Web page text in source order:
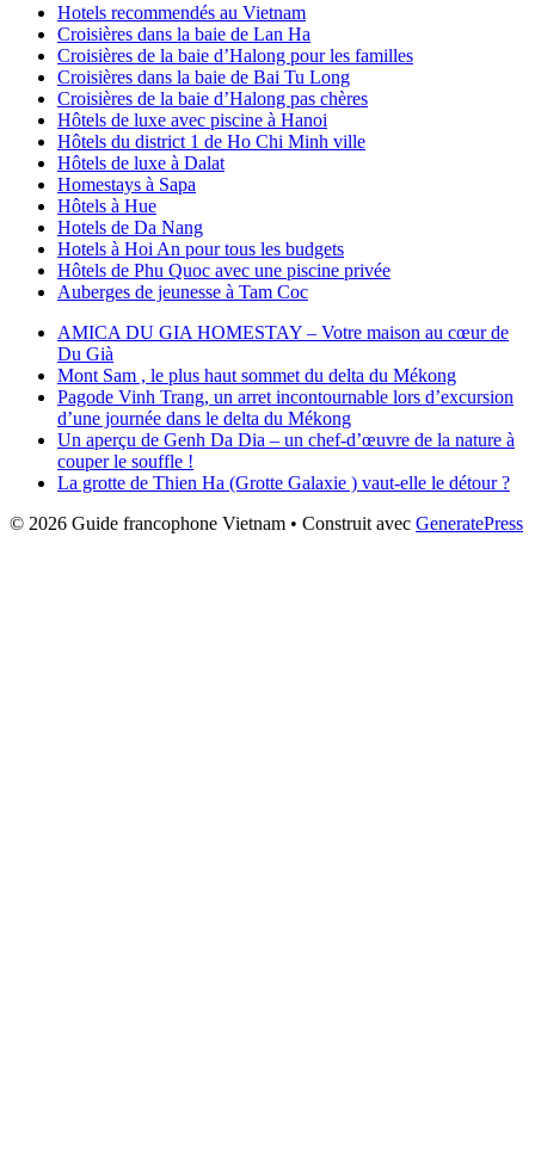
Hotels recommendés au Vietnam
Croisières dans la baie de Lan Ha
Croisières de la baie d’Halong pour les familles
Croisières dans la baie de Bai Tu Long
Croisières de la baie d’Halong pas chères
Hôtels de luxe avec piscine à Hanoi
Hôtels du district 1 de Ho Chi Minh ville
Hôtels de luxe à Dalat
Homestays à Sapa
Hôtels à Hue
Hotels de Da Nang
Hotels à Hoi An pour tous les budgets
Hôtels de Phu Quoc avec une piscine privée
Auberges de jeunesse à Tam Coc
AMICA DU GIA HOMESTAY – Votre maison au cœur de
Du Già
Mont Sam , le plus haut sommet du delta du Mékong
Pagode Vinh Trang, un arret incontournable lors d’excursion
d’une journée dans le delta du Mékong
Un aperçu de Genh Da Dia – un chef-d’œuvre de la nature à
couper le souffle !
La grotte de Thien Ha (Grotte Galaxie ) vaut-elle le détour ?
© 2026 Guide francophone Vietnam • Construit avec GeneratePress